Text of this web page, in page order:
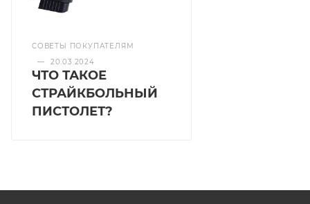
СОВЕТЫ ПОКУПАТЕЛЯМ
—
20.03.2024
ЧТО ТАКОЕ
СТРАЙКБОЛЬНЫЙ
ПИСТОЛЕТ?